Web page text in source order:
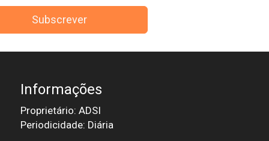
Subscrever
Informações
Proprietário: ADSI
Periodicidade: Diária